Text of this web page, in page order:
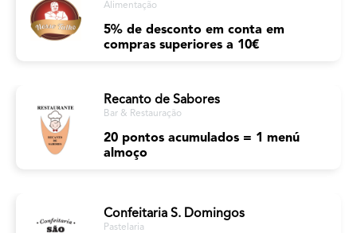
Alimentação
5% de desconto em conta em
compras superiores a 10€
Recanto de Sabores
Bar & Restauração
20 pontos acumulados = 1 menú
almoço
Confeitaria S. Domingos
Pastelaria